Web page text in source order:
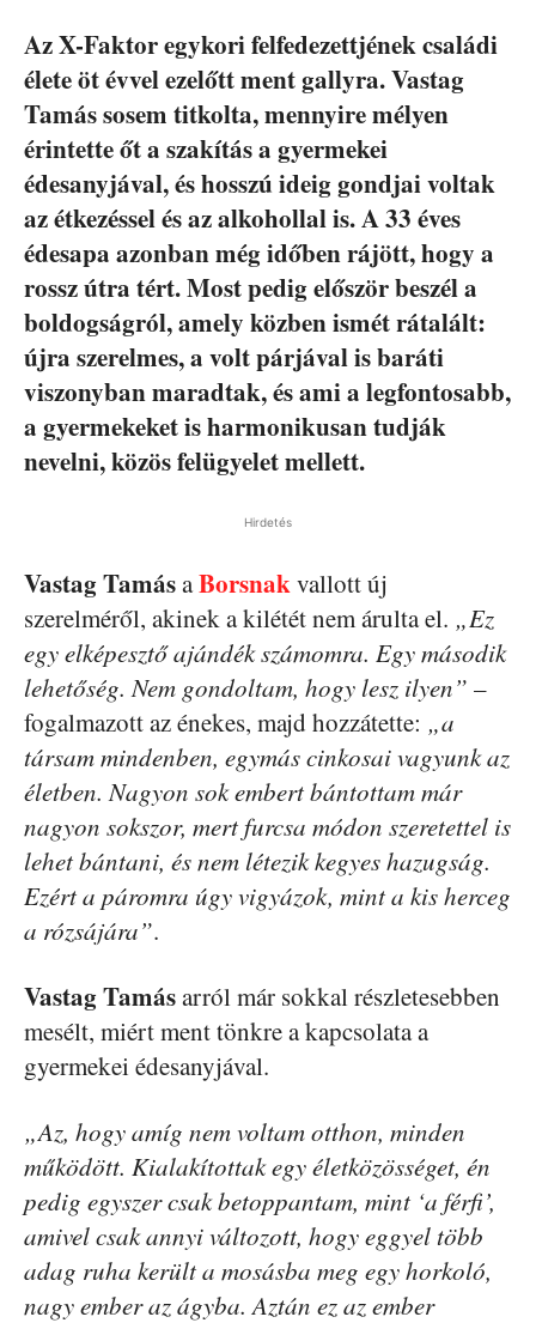
Az X-Faktor egykori felfedezettjének családi
élete öt évvel ezelőtt ment gallyra. Vastag
Tamás sosem titkolta, mennyire mélyen
érintette őt a szakítás a gyermekei
édesanyjával, és hosszú ideig gondjai voltak
az étkezéssel és az alkohollal is. A 33 éves
édesapa azonban még időben rájött, hogy a
rossz útra tért. Most pedig először beszél a
boldogságról, amely közben ismét rátalált:
újra szerelmes, a volt párjával is baráti
viszonyban maradtak, és ami a legfontosabb,
a gyermekeket is harmonikusan tudják
nevelni, közös felügyelet mellett.
Hirdetés
Vastag TamásaBorsnakvallott új
szerelméről, akinek a kilétét nem árulta el. „Ez
egy elképesztő ajándék számomra. Egy második
lehetőség. Nem gondoltam, hogy lesz ilyen” –
fogalmazott az énekes, majd hozzátette: „a
társam mindenben, egymás cinkosai vagyunk az
életben. Nagyon sok embert bántottam már
nagyon sokszor, mert furcsa módon szeretettel is
lehet bántani, és nem létezik kegyes hazugság.
Ezért a páromra úgy vigyázok, mint a kis herceg
a rózsájára”.
Vastag Tamásarról már sokkal részletesebben
mesélt, miért ment tönkre a kapcsolata a
gyermekei édesanyjával.
„Az, hogy amíg nem voltam otthon, minden
működött. Kialakítottak egy életközösséget, én
pedig egyszer csak betoppantam, mint ‘a férfi’,
amivel csak annyi változott, hogy eggyel több
adag ruha került a mosásba meg egy horkoló,
nagy ember az ágyba. Aztán ez az ember